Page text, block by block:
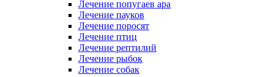
Лечение попугаев ара
Лечение пауков
Лечение поросят
Лечение птиц
Лечение рептилий
Лечение рыбок
Лечение собак